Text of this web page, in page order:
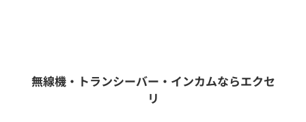
フリーワード入力(製品名等)
無線機・トランシーバー・インカムならエクセ
リ